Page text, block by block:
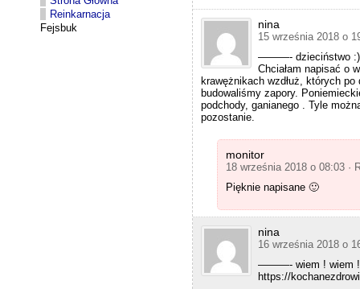
Reinkarnacja
Fejsbuk
i
b
p
a
c
k
a
g
s
i
c
c
.
n
e
t
nina
15 września 2018 o
———- dzieciństwo
Chciałam napisać o
krawężnikach wzdłuż, których
budowaliśmy zapory.
podchody, ganianego . Tyle
pozostanie.
monitor
18 września 2018 o 08:03 ·
Pięknie napisane 🙂
nina
16 września 2018 o
———- wiem ! wiem !
https://